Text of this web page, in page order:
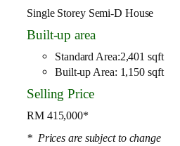
Single Storey Semi-D House
Built-up area
Standard Area:2,401 sqft
Built-up Area: 1,150 sqft
Selling Price
RM 415,000*
* Prices are subject to change